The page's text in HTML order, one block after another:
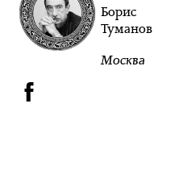
Борис
Туманов
Москва